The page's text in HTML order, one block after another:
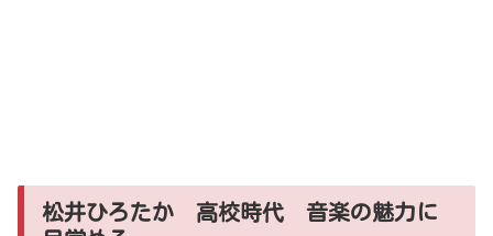
松井ひろたか 高校時代 音楽の魅力に